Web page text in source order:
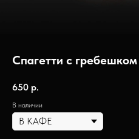
Спагетти с
650 р.
В наличии